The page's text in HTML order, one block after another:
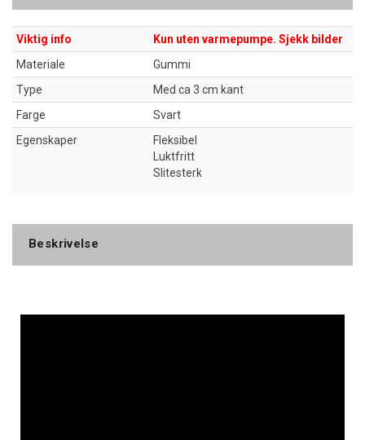
Viktig info
Kun uten varmepumpe. Sjekk bilder
Materiale
Gummi
Type
Med ca 3 cm kant
Farge
Svart
Egenskaper
Fleksibel
Luktfritt
Slitesterk
Beskrivelse